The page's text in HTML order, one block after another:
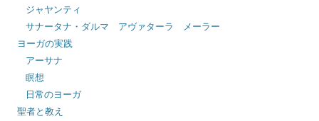
ジャヤンティ
サナータナ・ダルマ アヴァターラ メーラー
ヨーガの実践
アーサナ
瞑想
日常のヨーガ
聖者と教え